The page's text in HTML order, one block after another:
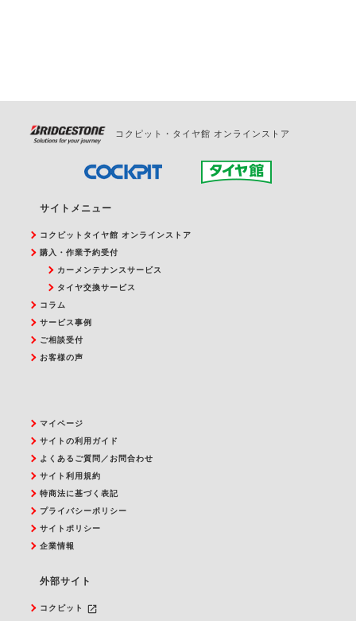
コクピット・タイヤ館 オンラインストア
サイトメニュー
コクピットタイヤ館 オンラインストア
購入・作業予約受付
カーメンテナンスサービス
タイヤ交換サービス
コラム
サービス事例
ご相談受付
お客様の声
マイページ
サイトの利用ガイド
よくあるご質問／お問合わせ
サイト利用規約
特商法に基づく表記
プライバシーポリシー
サイトポリシー
企業情報
外部サイト
コクピット
launch